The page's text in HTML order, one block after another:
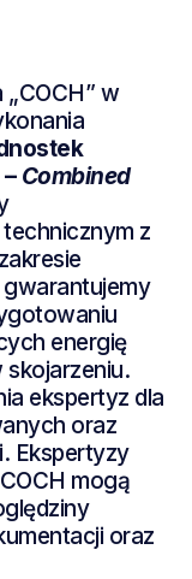
w
Combined
z
energię
skojarzeniu.
ekspertyz dla
oraz
Ekspertyzy
mogą
oraz